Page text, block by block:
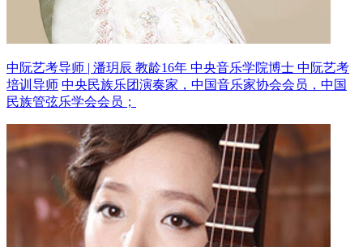
中阮艺考导师 | 潘玥辰 教龄16年 中央音乐学院博士 中阮艺考
培训导师 中央民族乐团演奏家，中国音乐家协会会员，中国
民族管弦乐学会会员；